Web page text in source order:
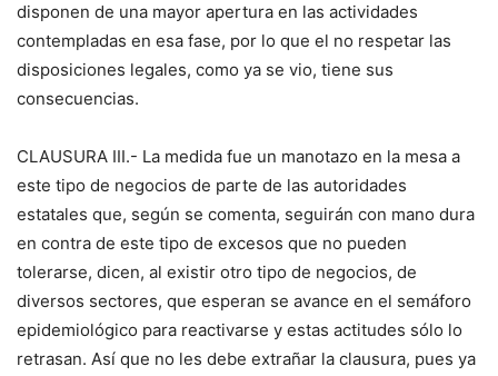
disponen de una mayor apertura en las actividades
contempladas en esa fase, por lo que el no respetar las
disposiciones legales, como ya se vio, tiene sus
consecuencias.
CLAUSURA III.- La medida fue un manotazo en la mesa a
este tipo de negocios de parte de las autoridades
estatales que, según se comenta, seguirán con mano dura
en contra de este tipo de excesos que no pueden
tolerarse, dicen, al existir otro tipo de negocios, de
diversos sectores, que esperan se avance en el semáforo
epidemiológico para reactivarse y estas actitudes sólo lo
retrasan. Así que no les debe extrañar la clausura, pues ya